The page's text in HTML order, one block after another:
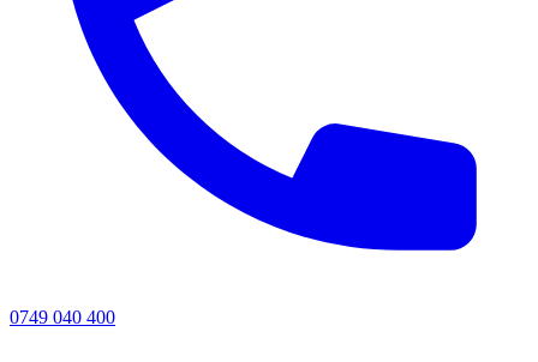
0749 040 400